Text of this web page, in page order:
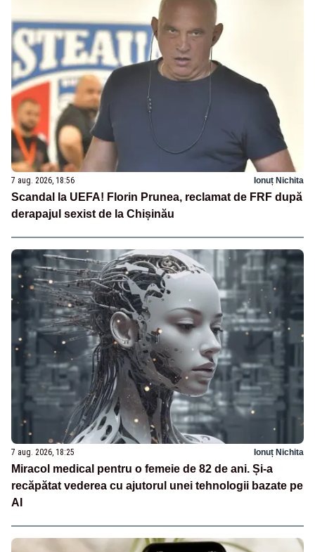
7 aug. 2026, 18:56 Ionuț Nichita
Scandal la UEFA! Florin Prunea, reclamat de FRF după
derapajul sexist de la Chișinău
7 aug. 2026, 18:25 Ionuț Nichita
Miracol medical pentru o femeie de 82 de ani. Și-a
recăpătat vederea cu ajutorul unei tehnologii bazate pe
AI